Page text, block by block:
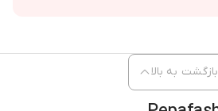
بازگشت به بالا